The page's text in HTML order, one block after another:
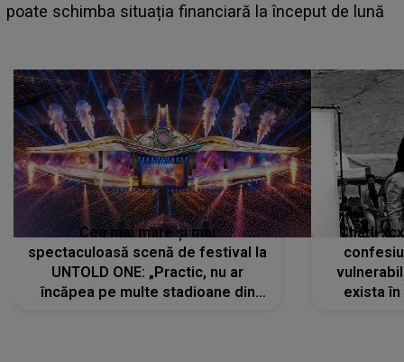
așteptate concerte pe scena principală?
Cea mai mare și mai
spectaculoasă scenă de festival la
UNTOLD ONE: „Practic, nu ar
încăpea pe multe stadioane din
Charli
exista